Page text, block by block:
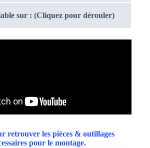
sur : (Cliquez pour dérouler)
retrouver les pièces & outillages
pour le montage.